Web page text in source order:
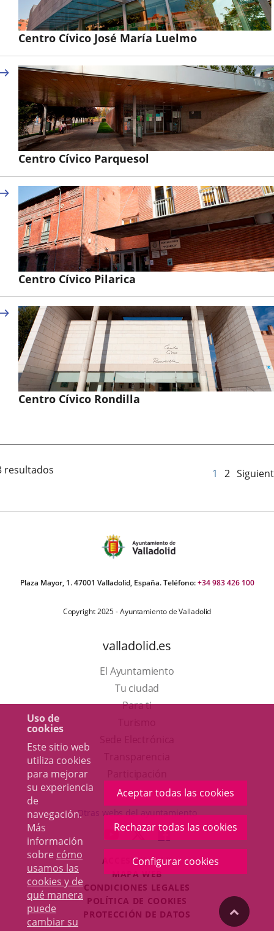
Uso de
cookies
Este sitio web
utiliza cookies
para mejorar
su experiencia
de
navegación.
Más
información
sobre cómo
usamos las
cookies y de
qué manera
puede
cambiar su
Aceptar todas las cookies
Rechazar todas las cookies
Configurar cookies
Centro Cívico José María Luelmo
Centro Cívico Parquesol
Centro Cívico Pilarica
Centro Cívico Rondilla
resultados 1 2
Plaza Mayor, 1. 47001 Valladolid, España. Teléfono:+34 983 426 100
Copyright 2025 - Ayuntamiento de Valladolid
valladolid.es
El Ayuntamiento
Tu ciudad
Para ti
en
una
ventana
nueva.
aplicación
externa.
Otras webs del ayuntamiento
ENLACE
A
UNA
APLICACIÓN
EXTERNA.
ENLACE
A
UNA
APLICACIÓN
EXTERNA.
ENLACE
A
UNA
EXTERNA.
ACCESIBILIDAD
MAPA WEB
CONDICIONES LEGALES
POLÍTICA DE COOKIES
PROTECCIÓN DE DATOS
"Volver